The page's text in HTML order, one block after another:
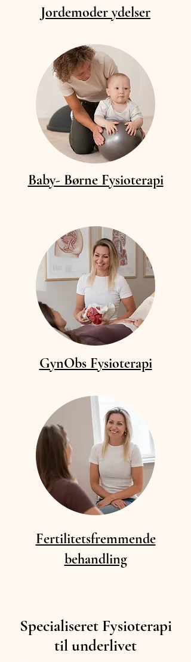
Jordemoder ydelser
Baby- Børne Fysioterapi
GynObs Fysioterapi
Fertilitetsfremmende
behandling
Specialiseret Fysioterapi
til underlivet